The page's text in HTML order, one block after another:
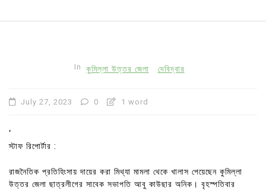
In কুমিল্লা উত্তর জেলা দেবিদ্বার
July 27, 2023 0 1 word
‘
স্টাফ রিপোর্টার :
রাজনৈতিক প্রতিহিংসায় দায়ের করা মিথ্যা মামলা থেকে খালাস পেয়েছেন কুমিল্লা
উত্তর জেলা ছাত্রলীগের সাবেক সভাপতি আবু কাউছার অনিক। বৃহস্পতিবার